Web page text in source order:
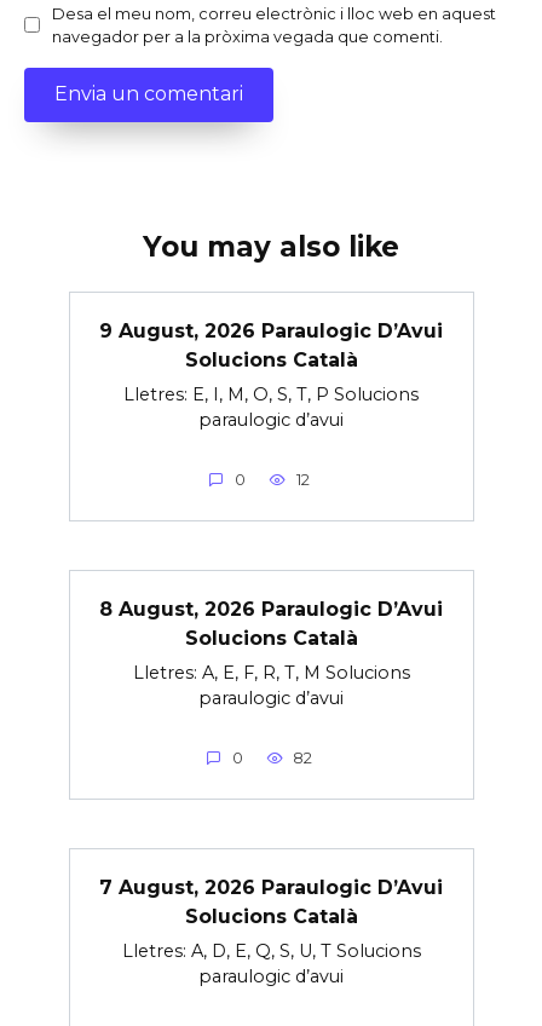
Desa el meu nom, correu electrònic i lloc web en aquest
navegador per a la pròxima vegada que comenti.
You may also like
9 August, 2026 Paraulogic D’Avui
Solucions Català
Lletres: E, I, M, O, S, T, P Solucions
paraulogic d’avui
0 12
8 August, 2026 Paraulogic D’Avui
Solucions Català
Lletres: A, E, F, R, T, M Solucions
paraulogic d’avui
0 82
7 August, 2026 Paraulogic D’Avui
Solucions Català
Lletres: A, D, E, Q, S, U, T Solucions
paraulogic d’avui